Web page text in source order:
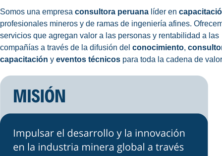
Somos una empresa consultora peruana líder en
profesionales mineros y de ramas de ingeniería afines.
servicios que agregan valor a las personas y rentabilidad a las
compañías a través de la difusión del conocimiento,
capacitación y eventos técnicos para toda la cadena de